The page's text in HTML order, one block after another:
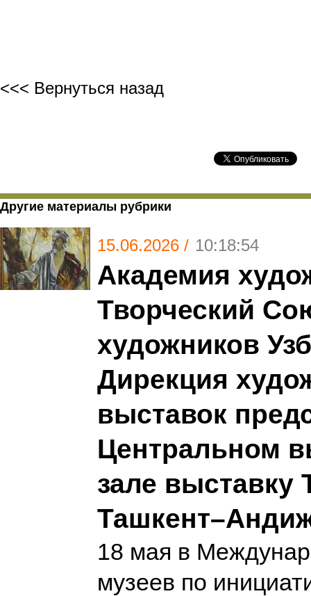
<<< Вернуться назад
Другие материалы рубрики
15.06.2026 / 10:18:54
Академия
Творческий
художников
Дирекция
выставок
Центральном
зале выставку
18 мая в
музеев по